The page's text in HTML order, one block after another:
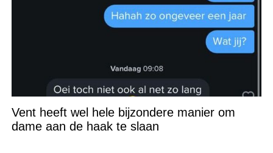
Vent heeft wel hele bijzondere manier om
dame aan de haak te slaan